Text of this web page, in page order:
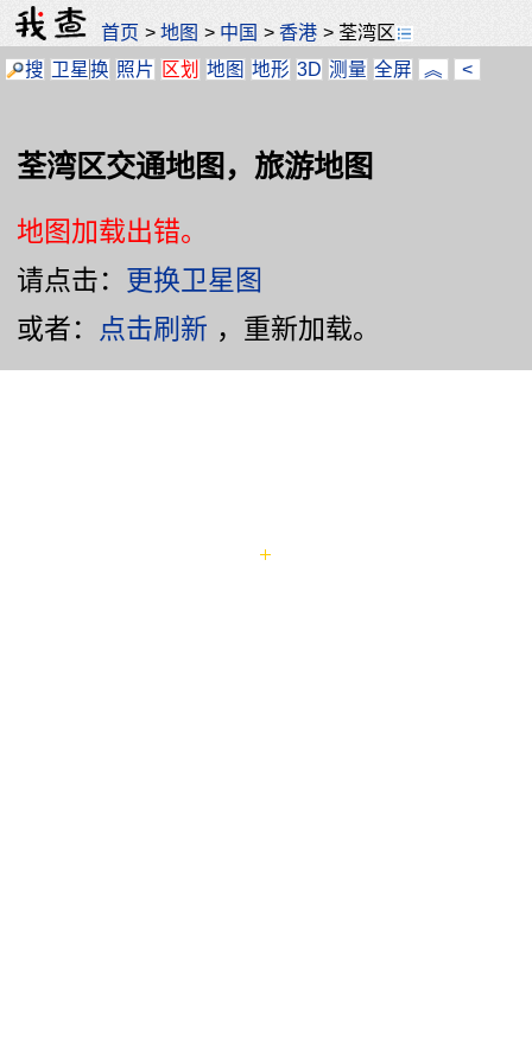
首页 >地图 > 中国 >香港 > 荃湾区
搜 卫星换 照片 区划 地图 地形 3D 测量 全屏 ︽ <
荃湾区交通地图，旅游地图
地图加载出错。
请点击： 更换卫星图
或者： 点击刷新 ，重新加载。